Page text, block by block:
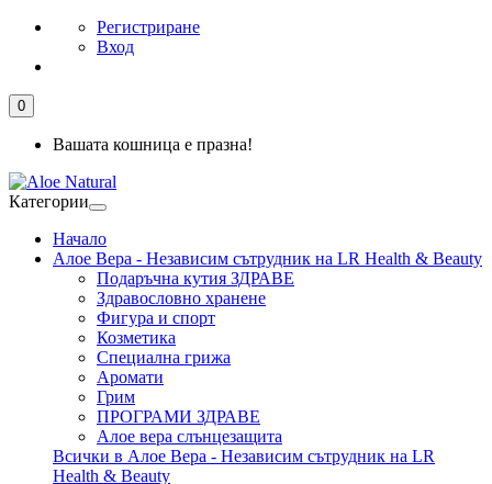
Регистриране
Вход
0
Вашата кошница е празна!
Категории
Начало
Алое Вера - Независим сътрудник на LR Health & Beauty
Подаръчна кутия ЗДРАВЕ
Здравословно хранене
Фигура и спорт
Козметика
Специална грижа
Аромати
Грим
ПРОГРАМИ ЗДРАВЕ
Алое вера слънцезащита
Всички в Алое Вера - Независим сътрудник на LR
Health & Beauty